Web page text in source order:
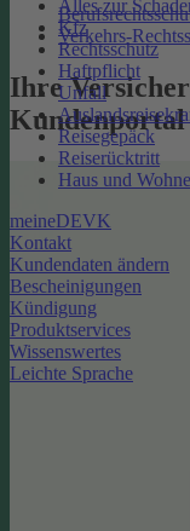
Alles zur
Kfz
Rechtsschutz
Haftpflicht
Unfall
Reisegepäck
Reiserücktritt
Haus und
meineDEVK
Kontakt
Kundendaten ändern
Bescheinigungen
Kündigung
Produktservices
Wissenswertes
Leichte Sprache
Verkehrs-
Ihre